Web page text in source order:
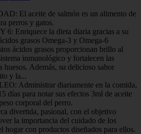
El aceite de salmón es un alimento de
perros y gatos.
6: Enriquece la dieta diaria gracias a su
grasos Omega-3 y Omega-6
ácidos grasos proporcionan brillo al
inmunológico y fortalecen las
huesos. Además, su delicioso sabor
y la...
Administrar diariamente en la comida,
días para notar sus efectos 3ml de aceite
corporal del perro.
divertida, pasional, con el objetivo
la importancia del cuidado de los
hogar con productos diseñados para ellos.